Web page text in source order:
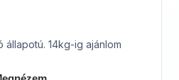
állapotú. 14kg-ig ajánlom